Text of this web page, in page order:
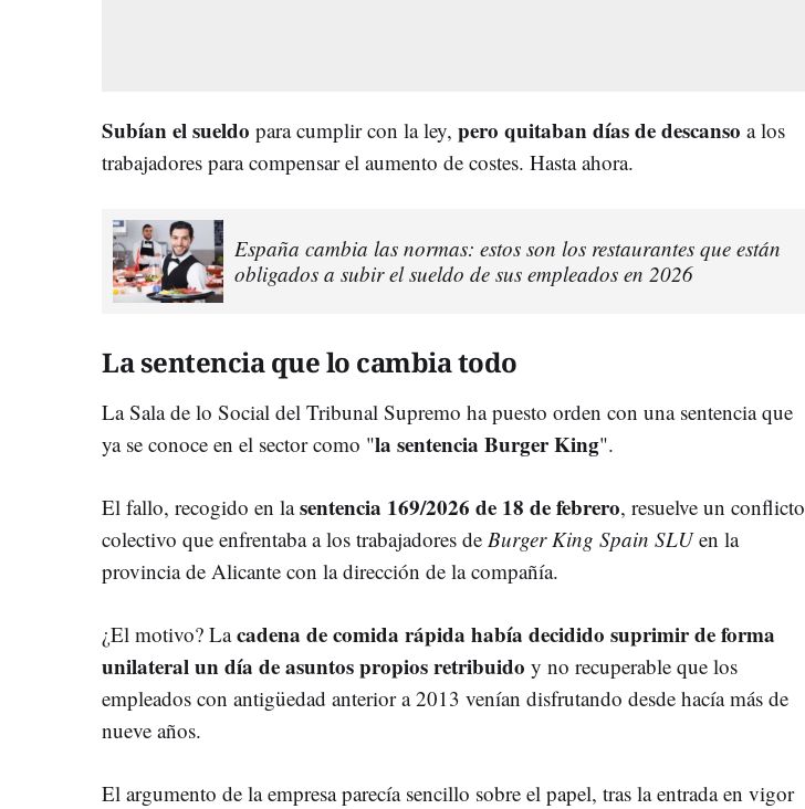
Subían el sueldo para cumplir con la ley, pero quitaban días de descanso a los
trabajadores para compensar el aumento de costes. Hasta ahora.
España cambia las normas: estos son los restaurantes que están
obligados a subir el sueldo de sus empleados en 2026
La sentencia que lo cambia todo
La Sala de lo Social del Tribunal Supremo ha puesto orden con una sentencia que
ya se conoce en el sector como "la sentencia Burger King".
El fallo, recogido en lasentencia 169/2026 de 18 de febrero, resuelve un conflicto
colectivo que enfrentaba a los trabajadores de Burger King Spain SLUen la
provincia de Alicante con la dirección de la compañía.
¿El motivo? Lacadena de comida rápida había decidido suprimir de forma
unilateral un día de asuntos propios retribuido y no recuperable que los
empleados con antigüedad anterior a 2013 venían disfrutando desde hacía más de
nueve años.
El argumento de la empresa parecía sencillo sobre el papel, tras la entrada en vigor